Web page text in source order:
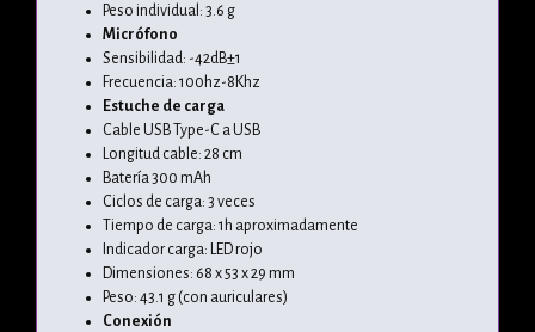
Peso individual: 3.6 g
Micrófono
Sensibilidad: -42dB±1
Frecuencia: 100hz-8Khz
Estuche de carga
Cable USB Type-C a USB
Longitud cable: 28 cm
Batería 300 mAh
Ciclos de carga: 3 veces
Tiempo de carga: 1h aproximadamente
Indicador carga: LED rojo
Dimensiones: 68 x 53 x 29 mm
Peso: 43.1 g (con auriculares)
Conexión